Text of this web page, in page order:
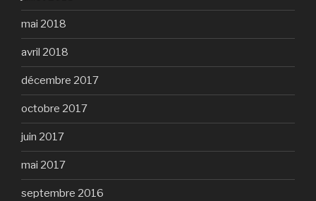
mai 2018
avril 2018
décembre 2017
octobre 2017
juin 2017
mai 2017
septembre 2016